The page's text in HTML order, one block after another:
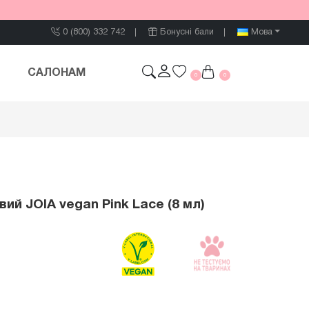
0 (800) 332 742 Бонусні бали Мова
САЛОНАМ 0 0
JOIA vegan Pink Lace (8 мл)